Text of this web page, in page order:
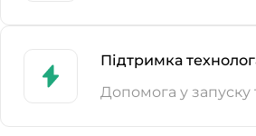
Підтримка
Допомога у запуску